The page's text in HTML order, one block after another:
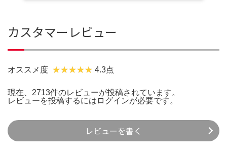
カスタマーレビュー
オススメ度 4.3点
現在、2713件のレビューが投稿されています。
レビューを投稿するには ログインが必要です。
レビューを書く